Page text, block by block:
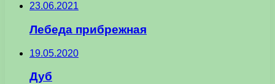
23.06.2021
Лебеда прибрежная
19.05.2020
Дуб